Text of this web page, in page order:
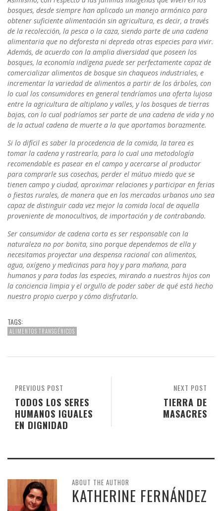
bosques, desde siempre han aplicado un manejo armónico para
obtener suficiente alimentación sin agricultura, es decir, a través
de la recolección, la pesca o la caza, siendo parte de una cadena
alimentaria que no deforesta ni depreda otras especies para vivir.
Además, de acuerdo con la amplia diversidad que poseen los
bosques, la economía indígena puede ser perfectamente capaz de
comercializar alimentos de bosque sin chaqueos industriales, e
incrementar la variedad de alimentos a partir de los árboles, con
lo cual los consumidores en general tendríamos una oferta lujosa
entre la agricultura de altiplano y valles, y los bosques de tierras
bajas, con lo cual podríamos ser parte de una cadena de vida y no
de la actual cadena de muerte a la que aportamos borazmente.
Si lo difícil es saber la procedencia de la comida, la tarea es
tomar la cadena y rastrearla, para lo cual una metodología
recomendable es pasear en el campo y acercarse al productor
para comprarle sus cosechas, perder el mútuo miedo que se
tienen campo y ciudad, aproximar relaciones y participar en ferias
o fiestas rurales, de manera que en los mercados urbanos uno sea
capaz de distinguir cada vez mejor la comida local de aquella
proveniente de monocultivos, de importación y de contrabando.
Ser consumidor de cadena corta es ser responsable con la
naturaleza no por bonita, sino porque dependemos de ella y
necesitamos proyectar una despensa racional con alimentos,
agua, oxígeno y medicinas para hoy y para mañana, para
humanos y para todas las especies, mirando a nuestros hijos con
la conciencia limpia y el orgullo de poder saber de qué está hecho
nuestro propio cuerpo y cómo disfrutarlo.
TAGS:
ALIMENTOS TRANSGÉNICOS
NEXT POST
TIERRA DE
MASACRES
PREVIOUS POST
TODOS LOS SERES
HUMANOS IGUALES
EN DIGNIDAD
ABOUT THE AUTHOR
KATHERINE FERNÁNDEZ